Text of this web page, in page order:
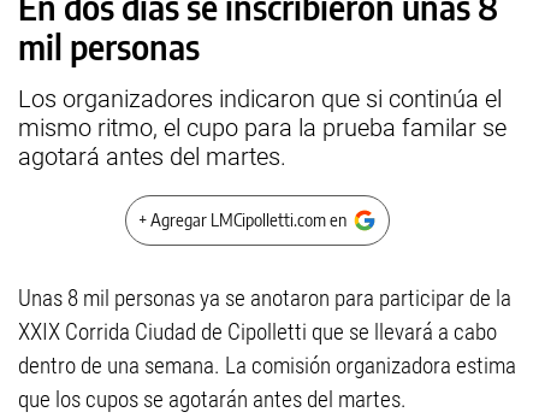
mil personas
Los organizadores indicaron que si continúa el
mismo ritmo, el cupo para la prueba familar se
agotará antes del martes.
+ Agregar LMCipolletti.com en
Unas 8 mil personas ya se anotaron para participar de la
XXIX Corrida Ciudad de Cipolletti que se llevará a cabo
dentro de una semana. La comisión organizadora estima
que los cupos se agotarán antes del martes.